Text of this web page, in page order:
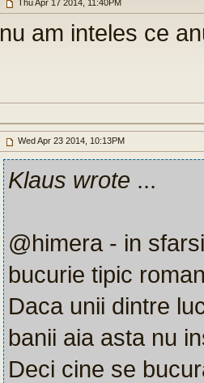
Thu Apr 17 2014, 11:40PM
nu am inteles ce
Wed Apr 23 2014, 10:13PM
Klaus wrote ...
@himera - in
bucurie tipic
Daca unii dintre
banii aia asta nu
Deci cine se